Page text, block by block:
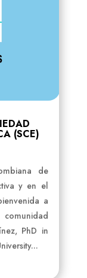
(SCE)
de
y en el
a
PhD in